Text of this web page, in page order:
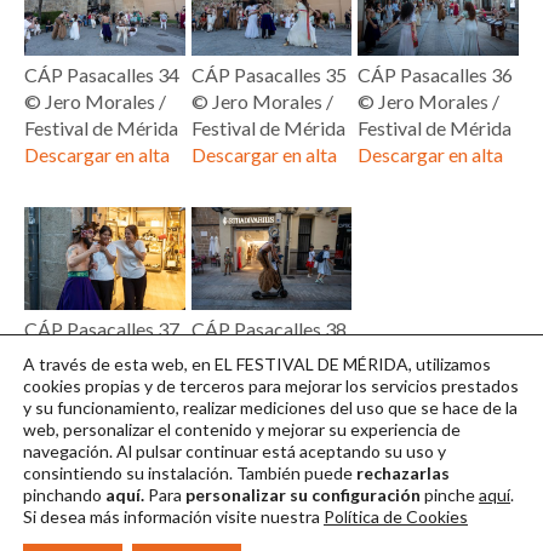
CÁP Pasacalles 34
© Jero Morales /
Festival de Mérida
Descargar en alta
CÁP Pasacalles 35
© Jero Morales /
Festival de Mérida
Descargar en alta
CÁP Pasacalles 36
© Jero Morales /
Festival de Mérida
Descargar en alta
CÁP Pasacalles 37
© Jero Morales /
Festival de Mérida
Descargar en alta
CÁP Pasacalles 38
© Jero Morales /
Festival de Mérida
Descargar en alta
A través de esta web, en EL FESTIVAL DE MÉRIDA, utilizamos
cookies propias y de terceros para mejorar los servicios prestados
y su funcionamiento, realizar mediciones del uso que se hace de la
web, personalizar el contenido y mejorar su experiencia de
navegación. Al pulsar continuarestá aceptando su uso y
consintiendo su instalación. También puede rechazarlas
pinchando aquí. Para personalizar su configuración pincheaquí.
Si desea más información visite nuestra Política de Cookies